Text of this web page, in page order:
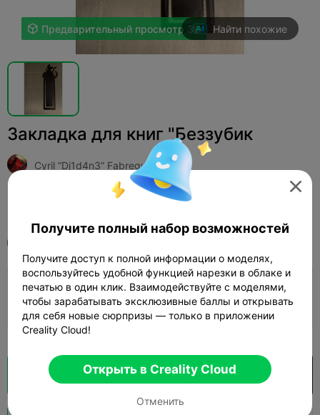
 Предварительный просмотр 3D Найти похожие
Закладка для книг "Беззубик
Cyril “Dj1d4n3” Fabreguettes
0.2mm layer, 2 walls, 10% infill
 06m 31s  1 plates  3.72g
Кусочек облака Открыть в Creality Cloud

Получите полный набор возможностей
Получите доступ к полной информации о моделях,
воспользуйтесь удобной функцией нарезки в облаке и
печатью в один клик. Взаимодействуйте с моделями,
чтобы зарабатывать эксклюзивные баллы и открывать
для себя новые сюрпризы — только в приложении
Creality Cloud!
Открыть в Creality Cloud
Отменить